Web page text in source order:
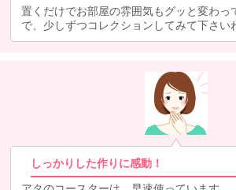
置くだけでお部屋の雰囲気もグッと変わっ
で、少しずつコレクションしてみて下さい
しっかりした作りに感動！